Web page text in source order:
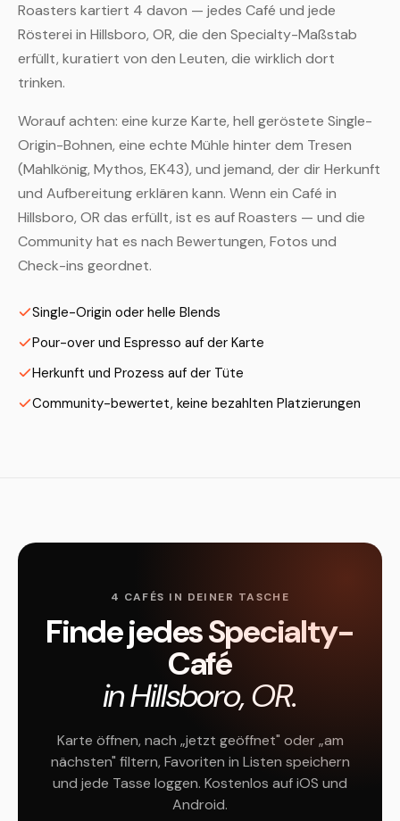
Roasters kartiert 4 davon — jedes Café und jede
Rösterei in Hillsboro, OR, die den Specialty-Maßstab
erfüllt, kuratiert von den Leuten, die wirklich dort
trinken.
Worauf achten: eine kurze Karte, hell geröstete Single-
Origin-Bohnen, eine echte Mühle hinter dem Tresen
(Mahlkönig, Mythos, EK43), und jemand, der dir Herkunft
und Aufbereitung erklären kann. Wenn ein Café in
Hillsboro, OR das erfüllt, ist es auf Roasters — und die
Community hat es nach Bewertungen, Fotos und
Check-ins geordnet.
Single-Origin oder helle Blends
Pour-over und Espresso auf der Karte
Herkunft und Prozess auf der Tüte
Community-bewertet, keine bezahlten Platzierungen
4 CAFÉS IN DEINER TASCHE
Finde jedes Specialty-
Café
in Hillsboro, OR.
Karte öffnen, nach „jetzt geöffnet" oder „am
nächsten" filtern, Favoriten in Listen speichern
und jede Tasse loggen. Kostenlos auf iOS und
Android.